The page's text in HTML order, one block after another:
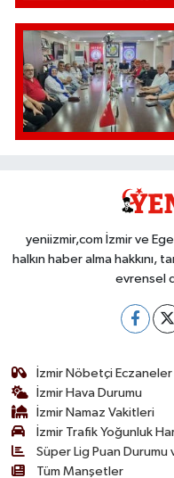
yeniizmir,com İzmir ve
halkın haber alma hakkını,
evrensel
İzmir Nöbetçi Eczaneler
İzmir Hava Durumu
İzmir Namaz Vakitleri
İzmir Trafik Yoğunluk
Süper Lig Puan Durumu
Tüm Manşetler